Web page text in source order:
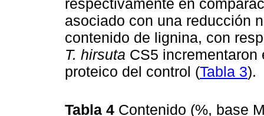
asociado con una reducción
contenido de lignina, con
T. hirsuta CS5 incrementaron
proteico del control (Tabla 3).
Tabla 4 Contenido (%, base